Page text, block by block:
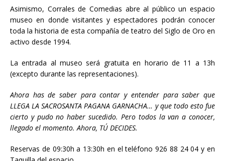
Asimismo, Corrales de Comedias abre al público un espacio
museo en donde visitantes y espectadores podrán conocer
toda la historia de esta compañía de teatro del Siglo de Oro en
activo desde 1994.
La entrada al museo será gratuita en horario de 11 a 13h
(excepto durante las representaciones).
Ahora has de saber para contar y entender para saber que
LLEGA LA SACROSANTA PAGANA GARNACHA… y que todo esto fue
cierto y pudo no haber sucedido. Pero todos la van a conocer,
llegado el momento. Ahora, TÚ DECIDES.
Reservas de 09:30h a 13:30h en el teléfono 926 88 24 04 y en